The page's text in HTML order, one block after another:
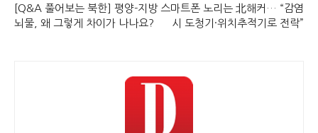
[Q&A 풀어보는 북한] 평양-지방
뇌물, 왜 그렇게 차이가 나나요?
스마트폰 노리는 北해커… “감염
시 도청기·위치추적기로 전락”